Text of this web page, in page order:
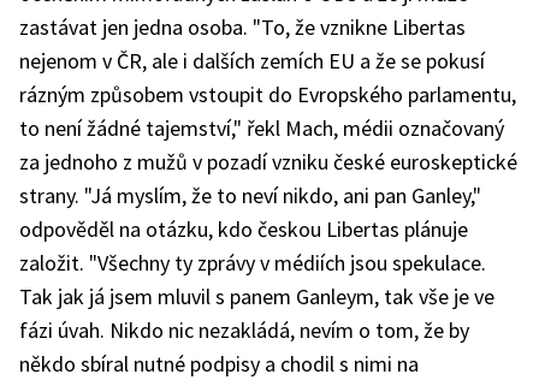
zastávat jen jedna osoba. "To, že vznikne Libertas
nejenom v ČR, ale i dalších zemích EU a že se pokusí
rázným způsobem vstoupit do Evropského parlamentu,
to není žádné tajemství," řekl Mach, médii označovaný
za jednoho z mužů v pozadí vzniku české euroskeptické
strany. "Já myslím, že to neví nikdo, ani pan Ganley,"
odpověděl na otázku, kdo českou Libertas plánuje
založit. "Všechny ty zprávy v médiích jsou spekulace.
Tak jak já jsem mluvil s panem Ganleym, tak vše je ve
fázi úvah. Nikdo nic nezakládá, nevím o tom, že by
někdo sbíral nutné podpisy a chodil s nimi na